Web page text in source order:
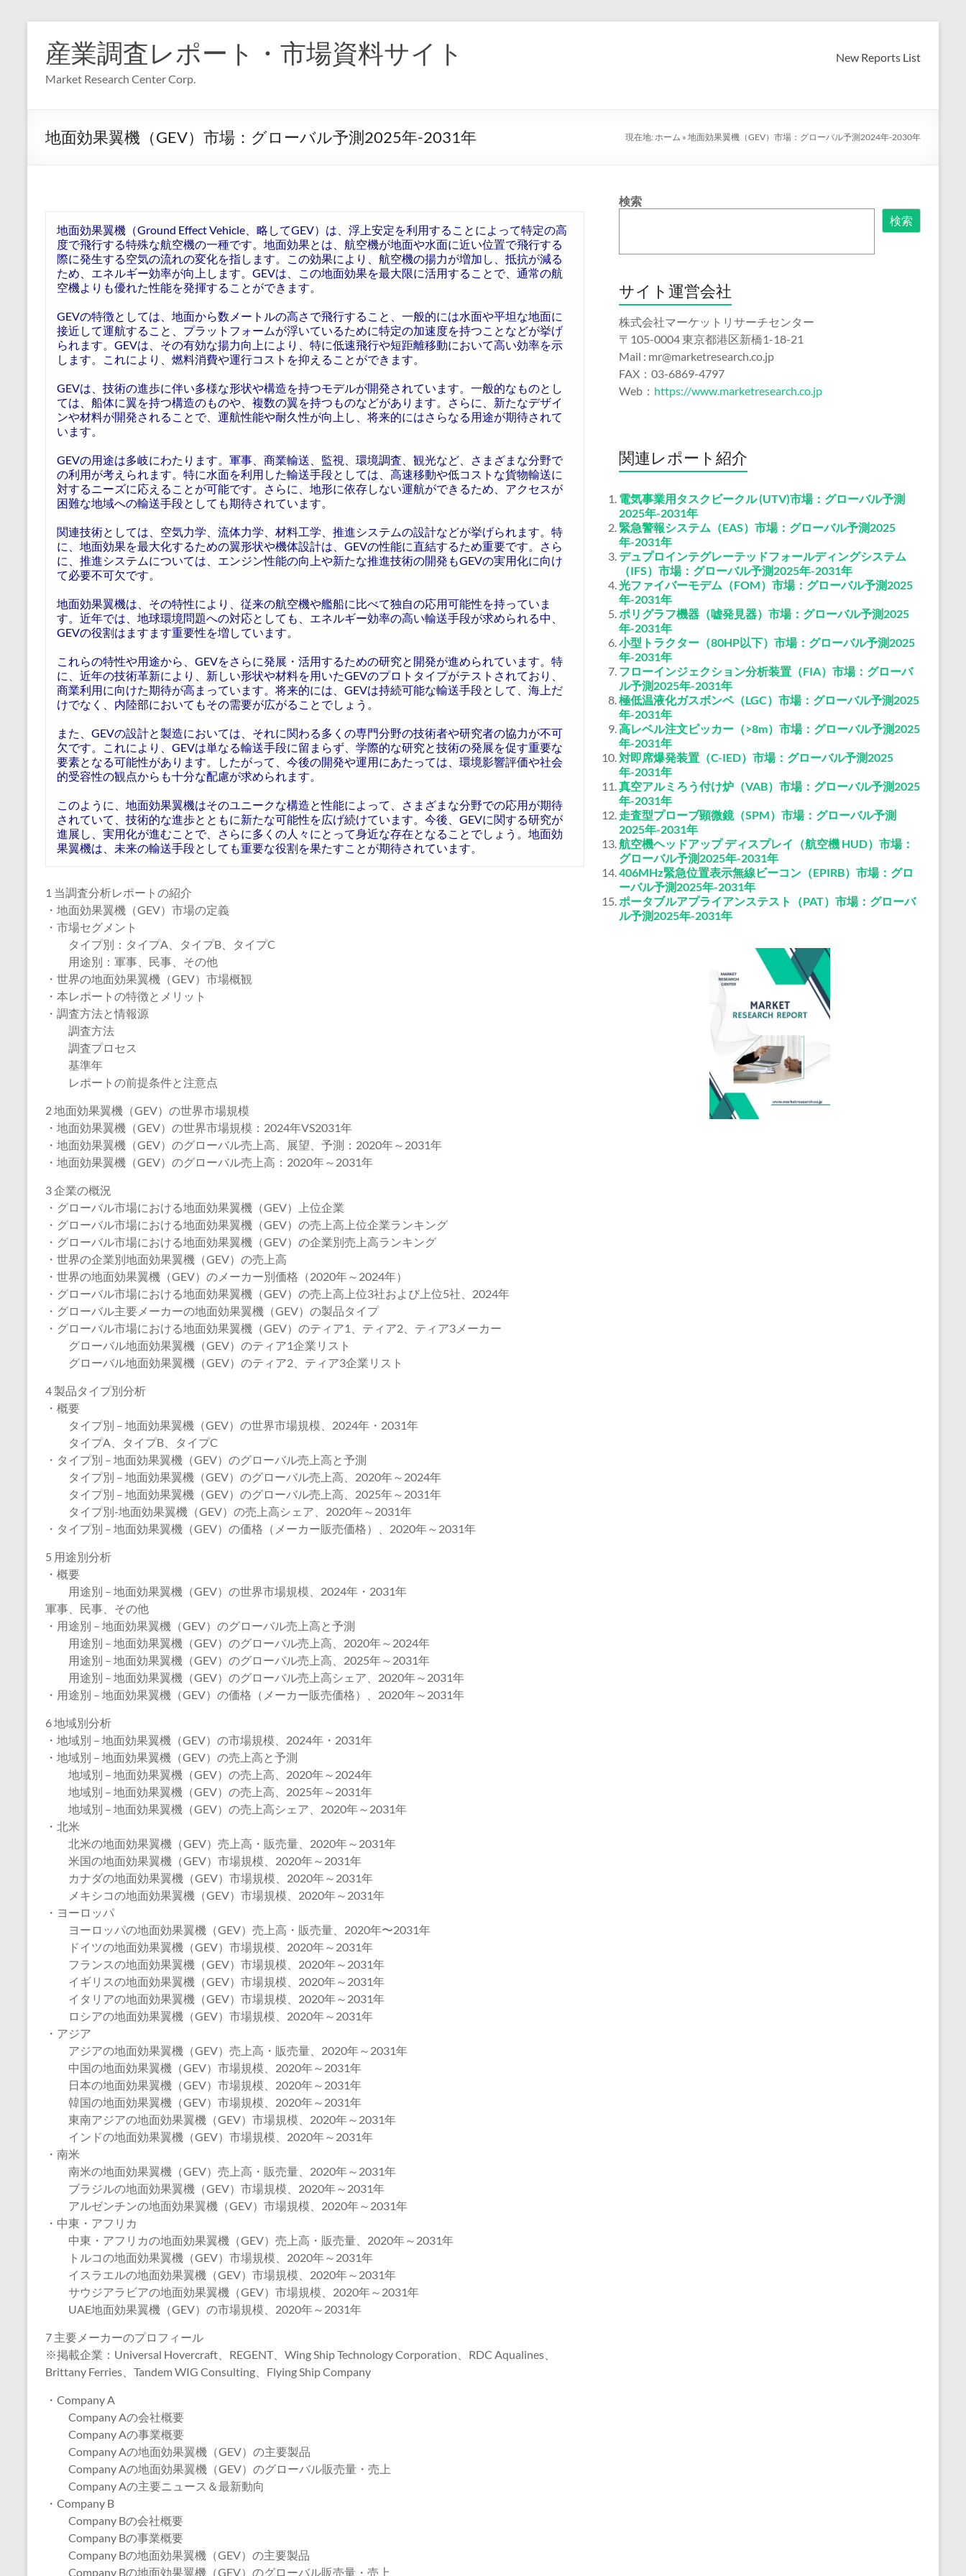
産業調査レポート・市場資料サイト
Market Research Center Corp.
New Reports List
地面効果翼機（GEV）市場：グローバル予測2025年-2031年 現在地: ホーム » 地面効果翼機（GEV）市場：グローバル予測2024年-2030年
地面効果翼機（Ground Effect Vehicle、略してGEV）は、浮上安定を利用することによって特定の高
度で飛行する特殊な航空機の一種です。地面効果とは、航空機が地面や水面に近い位置で飛行する
際に発生する空気の流れの変化を指します。この効果により、航空機の揚力が増加し、抵抗が減る
ため、エネルギー効率が向上します。GEVは、この地面効果を最大限に活用することで、通常の航
空機よりも優れた性能を発揮することができます。
GEVの特徴としては、地面から数メートルの高さで飛行すること、一般的には水面や平坦な地面に
接近して運航すること、プラットフォームが浮いているために特定の加速度を持つことなどが挙げ
られます。GEVは、その有効な揚力向上により、特に低速飛行や短距離移動において高い効率を示
します。これにより、燃料消費や運行コストを抑えることができます。
GEVは、技術の進歩に伴い多様な形状や構造を持つモデルが開発されています。一般的なものとし
ては、船体に翼を持つ構造のものや、複数の翼を持つものなどがあります。さらに、新たなデザイ
ンや材料が開発されることで、運航性能や耐久性が向上し、将来的にはさらなる用途が期待されて
います。
GEVの用途は多岐にわたります。軍事、商業輸送、監視、環境調査、観光など、さまざまな分野で
の利用が考えられます。特に水面を利用した輸送手段としては、高速移動や低コストな貨物輸送に
対するニーズに応えることが可能です。さらに、地形に依存しない運航ができるため、アクセスが
困難な地域への輸送手段としても期待されています。
関連技術としては、空気力学、流体力学、材料工学、推進システムの設計などが挙げられます。特
に、地面効果を最大化するための翼形状や機体設計は、GEVの性能に直結するため重要です。さら
に、推進システムについては、エンジン性能の向上や新たな推進技術の開発もGEVの実用化に向け
て必要不可欠です。
地面効果翼機は、その特性により、従来の航空機や艦船に比べて独自の応用可能性を持っていま
す。近年では、地球環境問題への対応としても、エネルギー効率の高い輸送手段が求められる中、
GEVの役割はますます重要性を増しています。
これらの特性や用途から、GEVをさらに発展・活用するための研究と開発が進められています。特
に、近年の技術革新により、新しい形状や材料を用いたGEVのプロトタイプがテストされており、
商業利用に向けた期待が高まっています。将来的には、GEVは持続可能な輸送手段として、海上だ
けでなく、内陸部においてもその需要が広がることでしょう。
また、GEVの設計と製造においては、それに関わる多くの専門分野の技術者や研究者の協力が不可
欠です。これにより、GEVは単なる輸送手段に留まらず、学際的な研究と技術の発展を促す重要な
要素となる可能性があります。したがって、今後の開発や運用にあたっては、環境影響評価や社会
的受容性の観点からも十分な配慮が求められます。
このように、地面効果翼機はそのユニークな構造と性能によって、さまざまな分野での応用が期待
されていて、技術的な進歩とともに新たな可能性を広げ続けています。今後、GEVに関する研究が
進展し、実用化が進むことで、さらに多くの人々にとって身近な存在となることでしょう。地面効
果翼機は、未来の輸送手段としても重要な役割を果たすことが期待されています。
1 当調査分析レポートの紹介
・地面効果翼機（GEV）市場の定義
・市場セグメント
タイプ別：タイプA、タイプB、タイプC
用途別：軍事、民事、その他
・世界の地面効果翼機（GEV）市場概観
・本レポートの特徴とメリット
・調査方法と情報源
調査方法
調査プロセス
基準年
レポートの前提条件と注意点
2 地面効果翼機（GEV）の世界市場規模
・地面効果翼機（GEV）の世界市場規模：2024年VS2031年
・地面効果翼機（GEV）のグローバル売上高、展望、予測：2020年～2031年
・地面効果翼機（GEV）のグローバル売上高：2020年～2031年
3 企業の概況
・グローバル市場における地面効果翼機（GEV）上位企業
・グローバル市場における地面効果翼機（GEV）の売上高上位企業ランキング
・グローバル市場における地面効果翼機（GEV）の企業別売上高ランキング
・世界の企業別地面効果翼機（GEV）の売上高
・世界の地面効果翼機（GEV）のメーカー別価格（2020年～2024年）
・グローバル市場における地面効果翼機（GEV）の売上高上位3社および上位5社、2024年
・グローバル主要メーカーの地面効果翼機（GEV）の製品タイプ
・グローバル市場における地面効果翼機（GEV）のティア1、ティア2、ティア3メーカー
グローバル地面効果翼機（GEV）のティア1企業リスト
グローバル地面効果翼機（GEV）のティア2、ティア3企業リスト
4 製品タイプ別分析
・概要
タイプ別 – 地面効果翼機（GEV）の世界市場規模、2024年・2031年
タイプA、タイプB、タイプC
・タイプ別 – 地面効果翼機（GEV）のグローバル売上高と予測
タイプ別 – 地面効果翼機（GEV）のグローバル売上高、2020年～2024年
タイプ別 – 地面効果翼機（GEV）のグローバル売上高、2025年～2031年
タイプ別-地面効果翼機（GEV）の売上高シェア、2020年～2031年
・タイプ別 – 地面効果翼機（GEV）の価格（メーカー販売価格）、2020年～2031年
5 用途別分析
・概要
用途別 – 地面効果翼機（GEV）の世界市場規模、2024年・2031年
軍事、民事、その他
・用途別 – 地面効果翼機（GEV）のグローバル売上高と予測
用途別 – 地面効果翼機（GEV）のグローバル売上高、2020年～2024年
用途別 – 地面効果翼機（GEV）のグローバル売上高、2025年～2031年
用途別 – 地面効果翼機（GEV）のグローバル売上高シェア、2020年～2031年
・用途別 – 地面効果翼機（GEV）の価格（メーカー販売価格）、2020年～2031年
6 地域別分析
・地域別 – 地面効果翼機（GEV）の市場規模、2024年・2031年
・地域別 – 地面効果翼機（GEV）の売上高と予測
地域別 – 地面効果翼機（GEV）の売上高、2020年～2024年
地域別 – 地面効果翼機（GEV）の売上高、2025年～2031年
地域別 – 地面効果翼機（GEV）の売上高シェア、2020年～2031年
・北米
北米の地面効果翼機（GEV）売上高・販売量、2020年～2031年
米国の地面効果翼機（GEV）市場規模、2020年～2031年
カナダの地面効果翼機（GEV）市場規模、2020年～2031年
メキシコの地面効果翼機（GEV）市場規模、2020年～2031年
・ヨーロッパ
ヨーロッパの地面効果翼機（GEV）売上高・販売量、2020年〜2031年
ドイツの地面効果翼機（GEV）市場規模、2020年～2031年
フランスの地面効果翼機（GEV）市場規模、2020年～2031年
イギリスの地面効果翼機（GEV）市場規模、2020年～2031年
イタリアの地面効果翼機（GEV）市場規模、2020年～2031年
ロシアの地面効果翼機（GEV）市場規模、2020年～2031年
・アジア
アジアの地面効果翼機（GEV）売上高・販売量、2020年～2031年
中国の地面効果翼機（GEV）市場規模、2020年～2031年
日本の地面効果翼機（GEV）市場規模、2020年～2031年
韓国の地面効果翼機（GEV）市場規模、2020年～2031年
東南アジアの地面効果翼機（GEV）市場規模、2020年～2031年
インドの地面効果翼機（GEV）市場規模、2020年～2031年
・南米
南米の地面効果翼機（GEV）売上高・販売量、2020年～2031年
ブラジルの地面効果翼機（GEV）市場規模、2020年～2031年
アルゼンチンの地面効果翼機（GEV）市場規模、2020年～2031年
・中東・アフリカ
中東・アフリカの地面効果翼機（GEV）売上高・販売量、2020年～2031年
トルコの地面効果翼機（GEV）市場規模、2020年～2031年
イスラエルの地面効果翼機（GEV）市場規模、2020年～2031年
サウジアラビアの地面効果翼機（GEV）市場規模、2020年～2031年
UAE地面効果翼機（GEV）の市場規模、2020年～2031年
7 主要メーカーのプロフィール
※掲載企業：Universal Hovercraft、REGENT、Wing Ship Technology Corporation、RDC Aqualines、
Brittany Ferries、Tandem WIG Consulting、Flying Ship Company
・Company A
Company Aの会社概要
Company Aの事業概要
Company Aの地面効果翼機（GEV）の主要製品
Company Aの地面効果翼機（GEV）のグローバル販売量・売上
Company Aの主要ニュース＆最新動向
・Company B
Company Bの会社概要
Company Bの事業概要
Company Bの地面効果翼機（GEV）の主要製品
Company Bの地面効果翼機（GEV）のグローバル販売量・売上
検索
検索
サイト運営会社
株式会社マーケットリサーチセンター
〒105-0004 東京都港区新橋1-18-21
Mail : mr@marketresearch.co.jp
FAX：03-6869-4797
Web： https://www.marketresearch.co.jp
関連レポート紹介
電気事業用タスクビークル (UTV)市場：グローバル予測
2025年-2031年
緊急警報システム（EAS）市場：グローバル予測2025
年-2031年
デュプロインテグレーテッドフォールディングシステム
（IFS）市場：グローバル予測2025年-2031年
光ファイバーモデム（FOM）市場：グローバル予測2025
年-2031年
ポリグラフ機器（嘘発見器）市場：グローバル予測2025
年-2031年
小型トラクター（80HP以下）市場：グローバル予測2025
年-2031年
フローインジェクション分析装置（FIA）市場：グローバ
ル予測2025年-2031年
極低温液化ガスボンベ（LGC）市場：グローバル予測2025
年-2031年
高レベル注文ピッカー（>8m）市場：グローバル予測2025
年-2031年
対即席爆発装置（C-IED）市場：グローバル予測2025
年-2031年
真空アルミろう付け炉（VAB）市場：グローバル予測2025
年-2031年
走査型プローブ顕微鏡（SPM）市場：グローバル予測
2025年-2031年
航空機ヘッドアップ ディスプレイ（航空機 HUD）市場：
グローバル予測2025年-2031年
406MHz緊急位置表示無線ビーコン（EPIRB）市場：グロ
ーバル予測2025年-2031年
ポータブルアプライアンステスト（PAT）市場：グローバ
ル予測2025年-2031年